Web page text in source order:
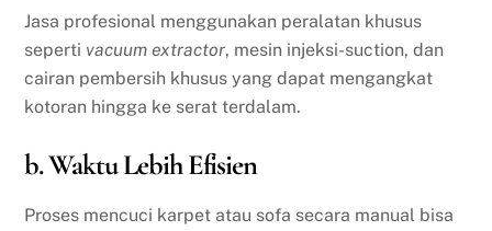
Jasa profesional menggunakan peralatan khusus
seperti vacuum extractor, mesin injeksi-suction, dan
cairan pembersih khusus yang dapat mengangkat
kotoran hingga ke serat terdalam.
b. Waktu Lebih Efisien
Proses mencuci karpet atau sofa secara manual bisa